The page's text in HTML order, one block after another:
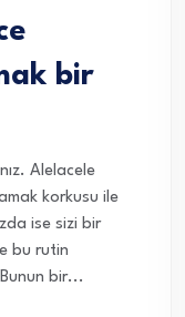
bir
Alelacele
korkusu ile
ise sizi bir
bu rutin
bir...